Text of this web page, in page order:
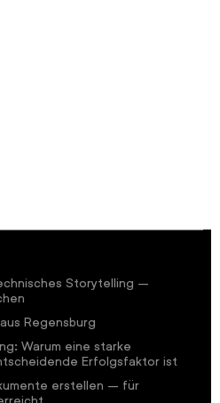
Storytelling –
Regensburg
Warum eine starke
Erfolgsfaktor ist
erstellen – für